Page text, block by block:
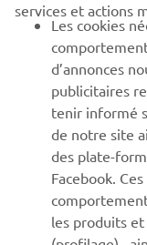
PLUS YAMAHA
SUPPORT
NEWSLETTER
Découvrez en
spéciaux, les
services et actions
Les cookies
d’annonces
publicitaires
tenir informé
de notre site
des plate-
Facebook.
les produits